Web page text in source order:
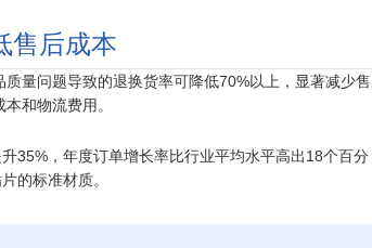
售后成本
质量问题导致的退换货率可降低70%以上，显著减少
本和物流费用。
35%，年度订单增长率比行业平均水平高出18个百分
的标准材质。